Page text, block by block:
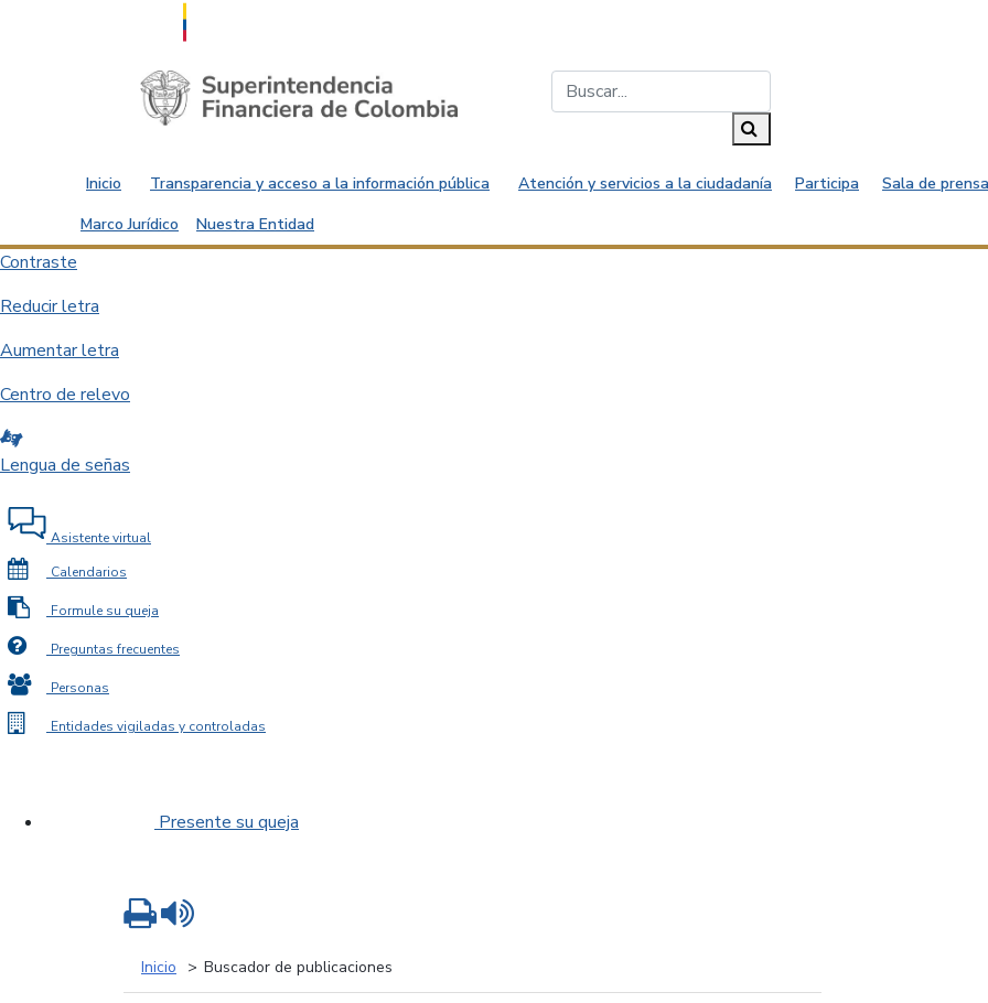
Saltar al contenido principal
Inicio Transparencia y acceso a la información pública Atención y servicios a la ciudadanía Participa
Sala de
Marco Jurídico
Nuestra Entidad
Contraste
Reducir letra
Aumentar letra
Centro de relevo
Lengua de señas
Asistente virtual
Calendarios
Formule su queja
Preguntas frecuentes
Personas
Entidades vigiladas y controladas
Presente su queja
Inicio Buscador de publicaciones
Imprimir